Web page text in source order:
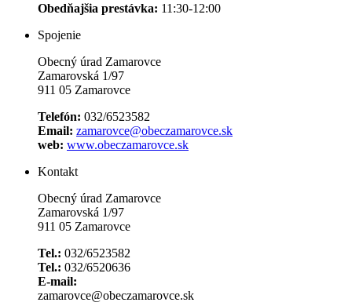
Obedňajšia prestávka: 11:30-12:00
Spojenie
Obecný úrad Zamarovce
Zamarovská 1/97
911 05 Zamarovce
Telefón: 032/6523582
Email: zamarovce@obeczamarovce.sk
web: www.obeczamarovce.sk
Kontakt
Obecný úrad Zamarovce
Zamarovská 1/97
911 05 Zamarovce
Tel.: 032/6523582
Tel.: 032/6520636
E-mail:
zamarovce@obeczamarovce.sk